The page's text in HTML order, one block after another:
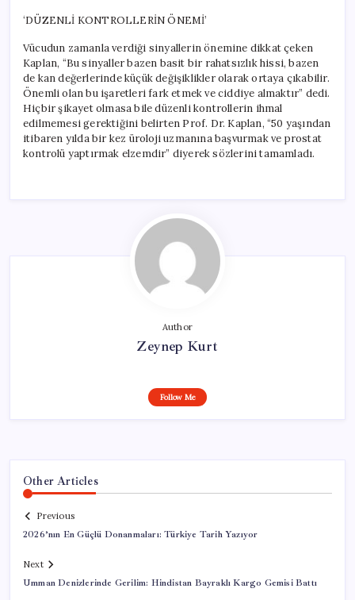
‘DÜZENLİ KONTROLLERİN ÖNEMİ’
Vücudun zamanla verdiği sinyallerin önemine dikkat çeken
Kaplan, “Bu sinyaller bazen basit bir rahatsızlık hissi, bazen
de kan değerlerinde küçük değişiklikler olarak ortaya çıkabilir.
Önemli olan bu işaretleri fark etmek ve ciddiye almaktır” dedi.
Hiçbir şikayet olmasa bile düzenli kontrollerin ihmal
edilmemesi gerektiğini belirten Prof. Dr. Kaplan, “50 yaşından
itibaren yılda bir kez üroloji uzmanına başvurmak ve prostat
kontrolü yaptırmak elzemdir” diyerek sözlerini tamamladı.
Author
Zeynep Kurt
Follow Me
Other Articles
Previous
2026’nın En Güçlü Donanmaları: Türkiye Tarih Yazıyor
Next
Umman Denizlerinde Gerilim: Hindistan Bayraklı Kargo Gemisi Battı